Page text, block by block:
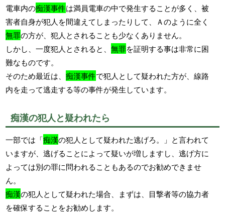
電車内の痴漢事件は満員電車の中で発生することが多く、被
害者自身が犯人を間違えてしまったりして、Ａのように全く
無罪の方が、犯人とされることも少なくありません。
しかし、一度犯人とされると、無罪を証明する事は非常に困
難なものです。
そのため最近は、痴漢事件で犯人として疑われた方が、線路
内を走って逃走する等の事件が発生しています。
痴漢の犯人と疑われたら
一部では「痴漢の犯人として疑われた逃げろ。」と言われて
いますが、逃げることによって疑いが増しますし、逃げ方に
よっては別の罪に問われることもあるのでお勧めできませ
ん。
痴漢の犯人として疑われた場合、まずは、目撃者等の協力者
を確保することをお勧めします。